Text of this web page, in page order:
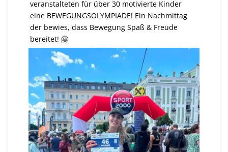
veranstalteten für über 30 motivierte Kinder
eine BEWEGUNGSOLYMPIADE! Ein Nachmittag
der bewies, dass Bewegung Spaß & Freude
bereitet! 🤗